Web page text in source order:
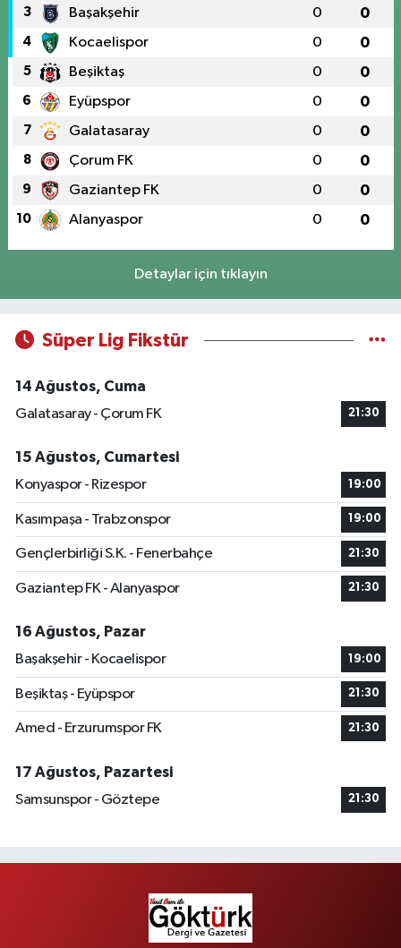
3 Başakşehir 0 0
4 Kocaelispor 0 0
5 Beşiktaş 0 0
6 Eyüpspor 0 0
7 Galatasaray 0 0
8 Çorum FK 0 0
9 Gaziantep FK 0 0
10 Alanyaspor 0 0
Detaylar için tıklayın
Süper Lig Fikstür
14 Ağustos, Cuma
Galatasaray - Çorum FK
21:30
15 Ağustos, Cumartesi
Konyaspor - Rizespor
19:00
Kasımpaşa - Trabzonspor 19:00
Gençlerbirliği S.K. - Fenerbahçe 21:30
Gaziantep FK - Alanyaspor 21:30
16 Ağustos, Pazar
Başakşehir - Kocaelispor
19:00
Beşiktaş - Eyüpspor 21:30
Amed - Erzurumspor FK 21:30
17 Ağustos, Pazartesi
Samsunspor - Göztepe
21:30